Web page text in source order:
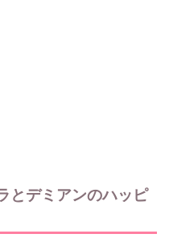
とデミアンのハッピ